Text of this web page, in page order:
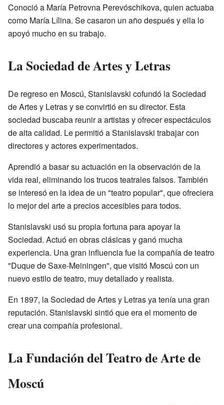
Conoció a María Petrovna Perevóschikova, quien actuaba
como María Lílina. Se casaron un año después y ella lo
apoyó mucho en su trabajo.
La Sociedad de Artes y Letras
De regreso en Moscú, Stanislavski cofundó la Sociedad
de Artes y Letras y se convirtió en su director. Esta
sociedad buscaba reunir a artistas y ofrecer espectáculos
de alta calidad. Le permitió a Stanislavski trabajar con
directores y actores experimentados.
Aprendió a basar su actuación en la observación de la
vida real, eliminando los trucos teatrales falsos. También
se interesó en la idea de un "teatro popular", que ofreciera
lo mejor del arte a precios accesibles para todos.
Stanislavski usó su propia fortuna para apoyar la
Sociedad. Actuó en obras clásicas y ganó mucha
experiencia. Una gran influencia fue la compañía de teatro
"Duque de Saxe-Meiningen", que visitó Moscú con un
nuevo estilo de teatro, muy detallado y realista.
En 1897, la Sociedad de Artes y Letras ya tenía una gran
reputación. Stanislavski sintió que era el momento de
crear una compañía profesional.
La Fundación del Teatro de Arte de
Moscú